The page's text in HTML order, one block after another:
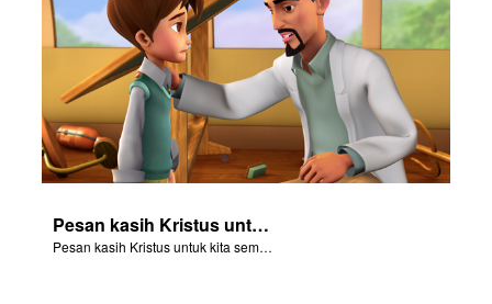
Pesan kasih Kristus untuk kita semua
Pesan kasih Kristus untuk kita semua